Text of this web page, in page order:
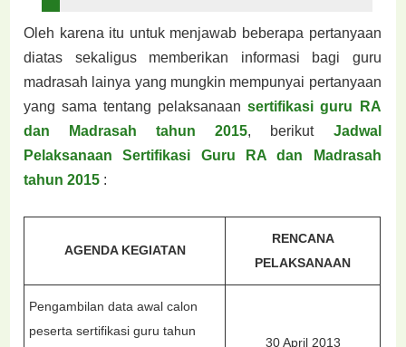
Oleh karena itu untuk menjawab beberapa pertanyaan
diatas sekaligus memberikan informasi bagi guru
madrasah lainya yang mungkin mempunyai pertanyaan
yang sama tentang pelaksanaansertifikasi guru RA
dan Madrasah tahun 2015, berikut Jadwal
Pelaksanaan Sertifikasi Guru RA dan Madrasah
tahun 2015 :
AGENDA KEGIATAN
RENCANA
PELAKSANAAN
Pengambilan data awal calon
peserta sertifikasi guru tahun
30 April 2013